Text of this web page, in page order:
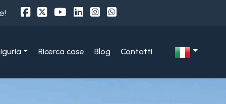
Ricerca case Blog Contatti